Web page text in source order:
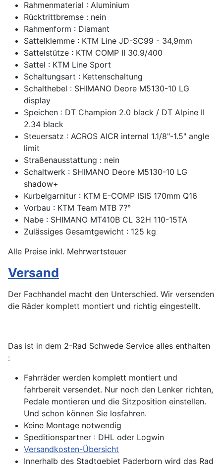
Rahmenmaterial : Aluminium
Rücktrittbremse : nein
Rahmenform : Diamant
Sattelklemme : KTM Line JD-SC99 - 34,9mm
Sattelstütze : KTM COMP II 30.9/400
Sattel : KTM Line Sport
Schaltungsart : Kettenschaltung
Schalthebel : SHIMANO Deore M5130-10 LG
display
Speichen : DT Champion 2.0 black / DT Alpine II
2.34 black
Steuersatz : ACROS AICR internal 1.1/8"-1.5" angle
limit
Straßenausstattung : nein
Schaltwerk : SHIMANO Deore M5130-10 LG
shadow+
Kurbelgarnitur : KTM E-COMP ISIS 170mm Q16
Vorbau : KTM Team MTB 7?°
Nabe : SHIMANO MT410B CL 32H 110-15TA
Zulässiges Gesamtgewicht : 125 kg
Alle Preise inkl. Mehrwertsteuer
Versand
Der Fachhandel macht den Unterschied. Wir versenden
die Räder komplett montiert und richtig eingestellt.
Das ist in dem 2-Rad Schwede Service alles enthalten
:
Fahrräder werden komplett montiert und
fahrbereit versendet. Nur noch den Lenker richten,
Pedale montieren und die Sitzposition einstellen.
Und schon können Sie losfahren.
Keine Montage notwendig
Speditionspartner : DHL oder Logwin
Versandkosten-Übersicht
Innerhalb des Stadtgebiet Paderborn wird das Rad